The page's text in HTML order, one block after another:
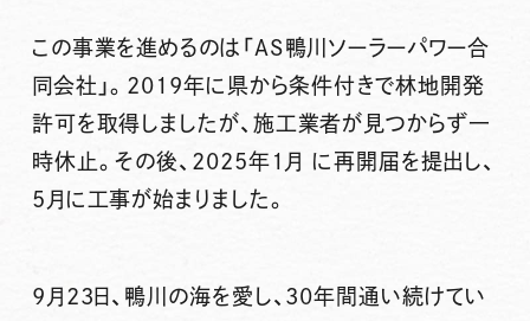
この事業を進めるのは「AS鴨川ソーラーパワー合
同会社」。2019年に県から条件付きで林地開発
許可を取得しましたが、施工業者が見つからず一
時休止。その後、2025年1月 に再開届を提出し、
5月に工事が始まりました。
9月23日、鴨川の海を愛し、30年間通い続けてい